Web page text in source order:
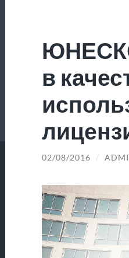
в
02/08/2016 /